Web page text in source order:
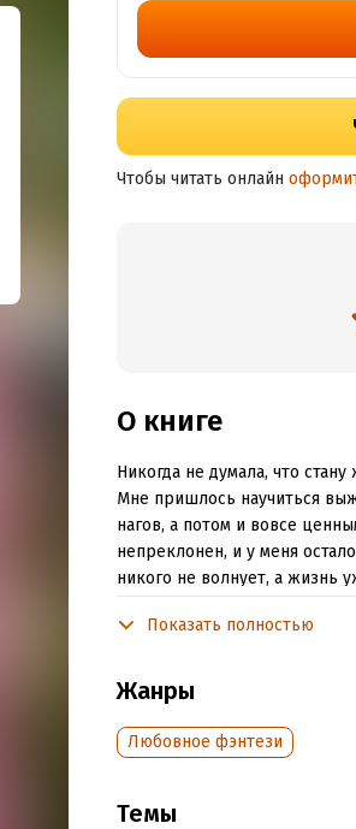
Чтобы читать онлайн
О книге
Никогда не думала, что
Мне пришлось научиться
нагов, а потом и вовсе
непреклонен, и у меня
никого не волнует, а жизнь
Подробная информация
Год издания:2023
Показать полностью
Жанры
Любовное фэнтези
Темы